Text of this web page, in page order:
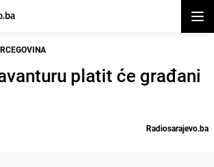
platit će građani
Radiosarajevo.ba